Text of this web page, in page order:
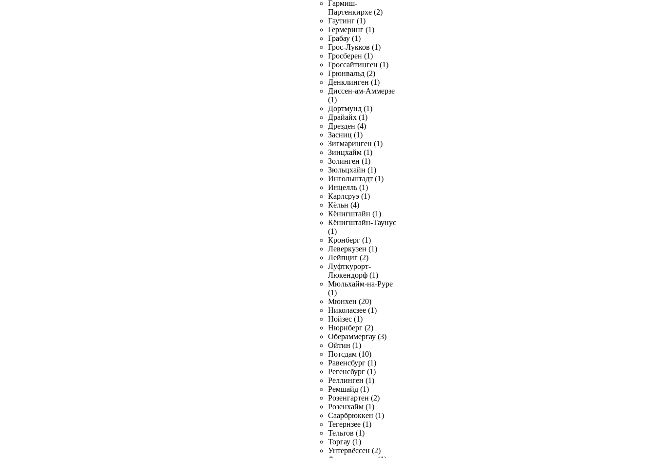
Гармиш-
Партенкирхе (2)
Гаутинг (1)
Гермеринг (1)
Грабау (1)
Грос-Лукков (1)
Гросберен (1)
Гроссайтинген (1)
Грюнвальд (2)
Денклинген (1)
Диссен-ам-Аммерзе
(1)
Дортмунд (1)
Драйайх (1)
Дрезден (4)
Засниц (1)
Зигмаринген (1)
Зинцхайм (1)
Золинген (1)
Зюльцхайн (1)
Ингольштадт (1)
Инцелль (1)
Карлсруэ (1)
Кёльн (4)
Кёнигштайн (1)
Кёнигштайн-Таунус
(1)
Кронберг (1)
Леверкузен (1)
Лейпциг (2)
Луфткурорт-
Люкендорф (1)
Мюльхайм-на-Руре
(1)
Мюнхен (20)
Николасзее (1)
Нойзес (1)
Нюрнберг (2)
Обераммергау (3)
Ойтин (1)
Потсдам (10)
Равенсбург (1)
Регенсбург (1)
Реллинген (1)
Ремшайд (1)
Розенгартен (2)
Розенхайм (1)
Саарбрюккен (1)
Тегернзее (1)
Тельтов (1)
Торгау (1)
Унтервёссен (2)